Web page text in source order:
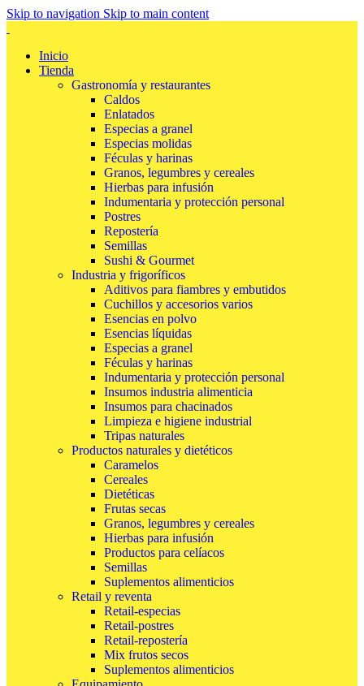
Skip to navigation Skip to main content
Inicio
Tienda
Gastronomía y restaurantes
Caldos
Enlatados
Especias a granel
Especias molidas
Féculas y harinas
Granos, legumbres y cereales
Hierbas para infusión
Indumentaria y protección personal
Postres
Repostería
Semillas
Sushi & Gourmet
Industria y frigoríficos
Aditivos para fiambres y embutidos
Cuchillos y accesorios varios
Esencias en polvo
Esencias líquidas
Especias a granel
Féculas y harinas
Indumentaria y protección personal
Insumos industria alimenticia
Insumos para chacinados
Limpieza e higiene industrial
Tripas naturales
Productos naturales y dietéticos
Caramelos
Cereales
Dietéticas
Frutas secas
Granos, legumbres y cereales
Hierbas para infusión
Productos para celíacos
Semillas
Suplementos alimenticios
Retail y reventa
Retail-especias
Retail-postres
Retail-repostería
Mix frutos secos
Suplementos alimenticios